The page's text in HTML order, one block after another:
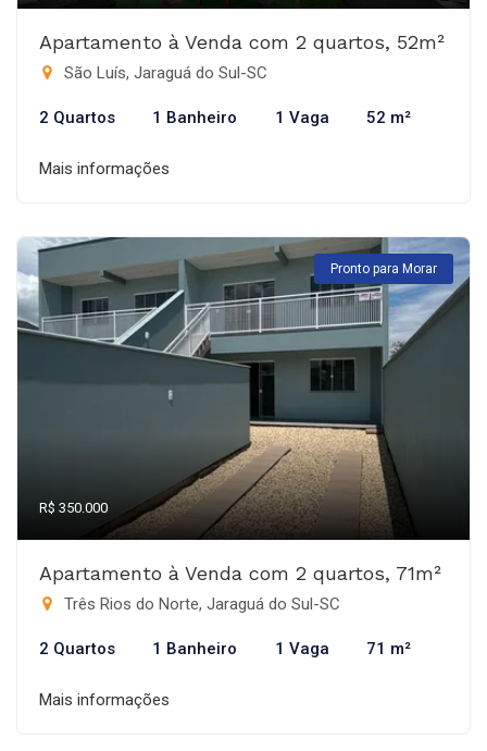
Apartamento à Venda com 2 quartos, 52m²
São Luís, Jaraguá do Sul-SC
2 Quartos 1 Banheiro 1 Vaga 52 m²
Mais informações
Pronto para Morar
R$ 350.000
Apartamento à Venda com 2 quartos, 71m²
Três Rios do Norte, Jaraguá do Sul-SC
2 Quartos 1 Banheiro 1 Vaga 71 m²
Mais informações